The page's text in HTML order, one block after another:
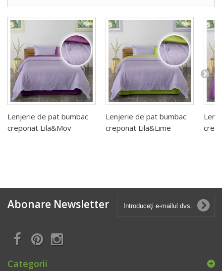
Lenjerie de pat bumbac
creponat Lila&Mov
Lenjerie de pat bumbac
creponat Lila&Lime
Abonare Newsletter
Categorii